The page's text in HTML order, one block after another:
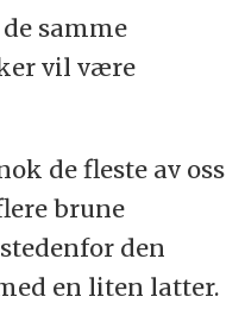
samme
vil være
de fleste av oss
brune
den
en liten latter.